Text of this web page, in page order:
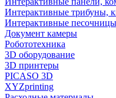
Интерактивные трибуны,
Интерактивные
Документ камеры
Робототехника
3D оборудование
3D принтеры
PICASO 3D
XYZprinting